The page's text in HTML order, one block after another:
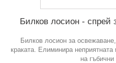
Билков лосион - спрей
Билков лосион за
краката. Елиминира
на